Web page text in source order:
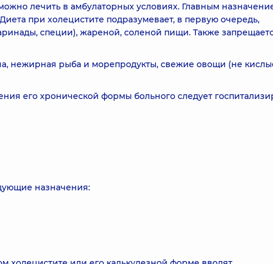
лечить в амбулаторных условиях. Главным
при холецистите подразумевает, в первую очередь,
специи), жареной, соленой пищи. Также
нежирная рыба и морепродукты, свежие овощи (не
его хронической формы больного следует
назначения: